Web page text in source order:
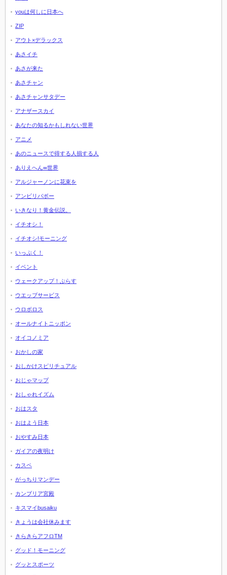
youは何しに日本へ
ZIP
アウト×デラックス
あさイチ
あさが来た
あさチャン
あさチャンサタデー
アナザースカイ
あなたの知るかもしれない世界
アニメ
あのニュースで得する人損する人
ありえへん∞世界
アルジャーノンに花束を
アンビリバボー
いきなり！黄金伝説。
イチオシ！
イチオシ!モーニング
いっぷく！
イベント
ウェークアップ！ぷらす
ウエッブサービス
ウロボロス
オールナイトニッポン
オイコノミア
おかしの家
おしかけスピリチュアル
おじゃマップ
おしゃれイズム
おはスタ
おはよう日本
おやすみ日本
ガイアの夜明け
カスペ
がっちりマンデー
カンブリア宮殿
キスマイbusaiku
きょうは会社休みます
きらきらアフロTM
グッド！モーニング
グッとスポーツ